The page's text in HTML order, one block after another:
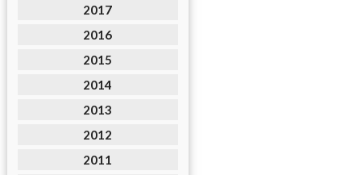
2017
2016
2015
2014
2013
2012
2011